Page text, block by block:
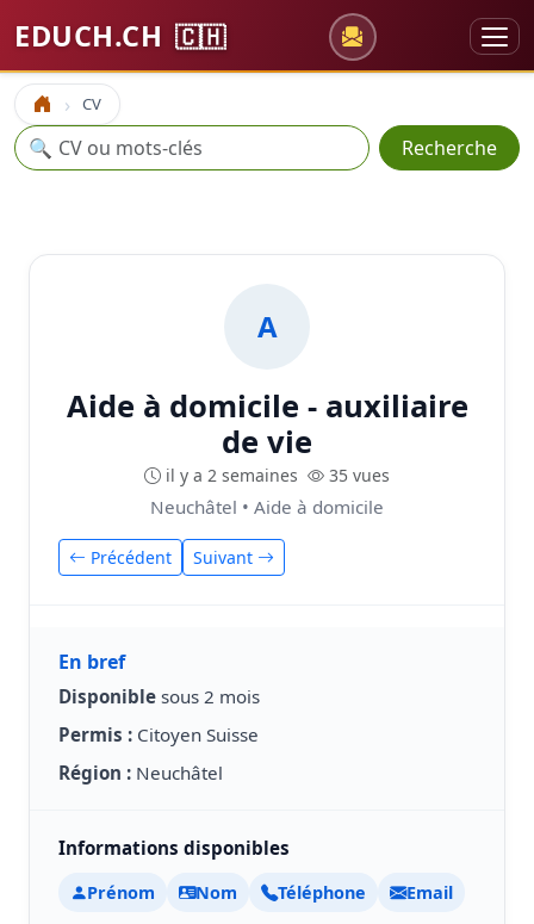
EDUCH.CH 🇨🇭
Accueil CV
Recherche
🔍 Recherche
A
Aide à domicile - auxiliaire
de vie
il y a 2 semaines 35 vues
Neuchâtel • Aide à domicile
Précédent Suivant
En bref
Disponible sous 2 mois
Permis : Citoyen Suisse
Région : Neuchâtel
Informations disponibles
Prénom Nom Téléphone Email